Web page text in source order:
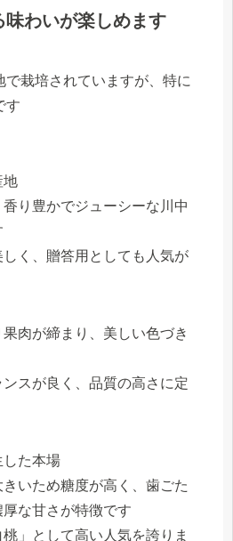
味わいが楽しめます
で栽培されていますが、特に
す
地
り豊かでジューシーな川中
く、贈答用としても人気が
肉が締まり、美しい色づき
スが良く、品質の高さに定
した本場
いため糖度が高く、歯ごた
な甘さが特徴です
桃」として高い人気を誇りま